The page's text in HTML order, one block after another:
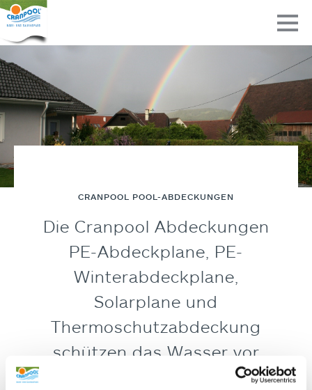
CRANPOOL POOL-ABDECKUNGEN
Die Cranpool Abdeckungen
PE-Abdeckplane, PE-
Winterabdeckplane,
Solarplane und
Thermoschutzabdeckung
schützen das Wasser vor
Verunreinigungen und